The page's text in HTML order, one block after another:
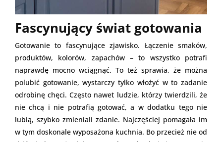
Fascynujący świat gotowania
Gotowanie to fascynujące zjawisko. Łączenie smaków,
produktów, kolorów, zapachów – to wszystko potrafi
naprawdę mocno wciągnąć. To też sprawia, że można
polubić gotowanie, wystarczy tylko włożyć w to zadanie
odrobinę chęci. Często nawet ludzie, którzy twierdzili, że
nie chcą i nie potrafią gotować, a w dodatku tego nie
lubią, szybko zmieniali zdanie. Najczęściej pomagała im
w tym doskonale wyposażona kuchnia. Bo przecież nie od